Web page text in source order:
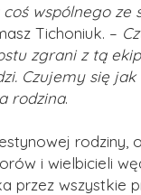
wspólnego ze
Tichoniuk. –
zgrani z tą
Czujemy się jak
rodzina.
rodziny,
i wielbicieli
przez wszystkie